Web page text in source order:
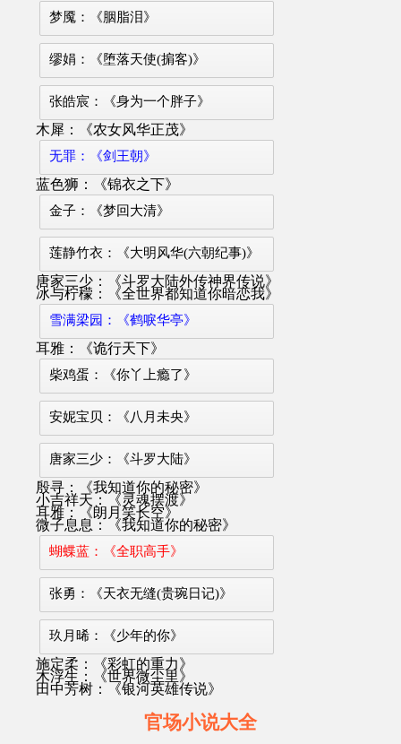
梦魇：《胭脂泪》
缪娟：《堕落天使(掮客)》
张皓宸：《身为一个胖子》
木犀：《农女风华正茂》
无罪：《剑王朝》
蓝色狮：《锦衣之下》
金子：《梦回大清》
莲静竹衣：《大明风华(六朝纪事)》
唐家三少：《斗罗大陆外传神界传说》
冰与柠檬：《全世界都知道你暗恋我》
雪满梁园：《鹤唳华亭》
耳雅：《诡行天下》
柴鸡蛋：《你丫上瘾了》
安妮宝贝：《八月未央》
唐家三少：《斗罗大陆》
殷寻：《我知道你的秘密》
小吉祥天：《灵魂摆渡》
耳雅：《朗月笑长空》
微子息息：《我知道你的秘密》
蝴蝶蓝：《全职高手》
张勇：《天衣无缝(贵琬日记)》
玖月晞：《少年的你》
施定柔：《彩虹的重力》
木浮生：《世界微尘里》
田中芳树：《银河英雄传说》
官场小说大全